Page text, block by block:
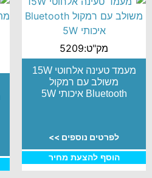
מק"ט:5209
מעמד טעינה אלחוטי 15W
משולב עם רמקול
Bluetooth איכותי 5W
לפרטים נוספים >>
הוסף להצעת מחיר